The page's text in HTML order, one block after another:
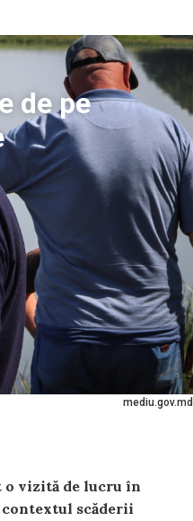
mediu.gov.md
de pe
o vizită de lucru în
scăderii